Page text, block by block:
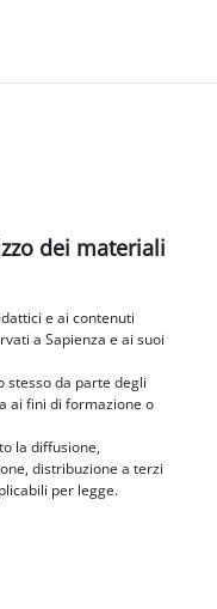
dei materiali
e ai contenuti
a Sapienza e ai suoi
stesso da parte degli
ai fini di formazione o
la diffusione,
distribuzione a terzi
per legge.